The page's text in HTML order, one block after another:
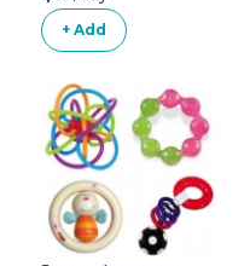
+ Add